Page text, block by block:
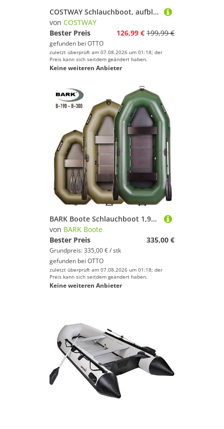
COSTWAY Schlauchboot, aufblasbares Angelboot mit Pumpe, Paddel
von COSTWAY
Bester Preis
126,99 € 199,99 €
gefunden bei OTTO
zuletzt überprüft am 07.08.2026 um 01:18; der
Preis kann sich seitdem geändert haben.
Keine weiteren Anbieter
BARK Boote Schlauchboot 1,9m-3m, 1-3 Personen, Angelboot BARK B-190 bis B-300, (mit 2 Paddeln und Zubehör), Komplettset mit Tragetasche, Fußpumpe und Reparaturset
von BARK Boote
Bester Preis
335,00 €
Grundpreis: 335,00 € / stk
gefunden bei OTTO
zuletzt überprüft am 07.08.2026 um 01:18; der
Preis kann sich seitdem geändert haben.
Keine weiteren Anbieter